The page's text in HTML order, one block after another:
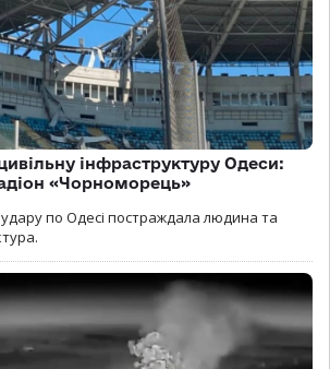
інфраструктуру Одеси:
«Чорноморець»
по Одесі постраждала людина та